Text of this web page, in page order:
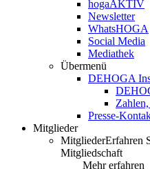
hogaAKTIV
Newsletter
WhatsHOGA
Social Media
Mediathek
Übermenü
DEHOGA
Presse-
Mitglieder
MitgliederErfahren
Mitgliedschaft
Mehr erfahren